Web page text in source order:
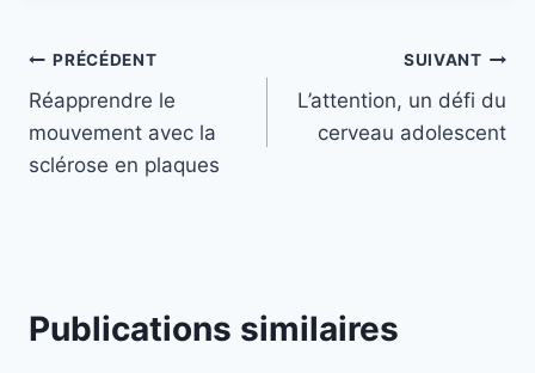
PRÉCÉDENT
Réapprendre le
mouvement avec la
sclérose en plaques
SUIVANT
L’attention, un défi du
cerveau adolescent
Publications similaires